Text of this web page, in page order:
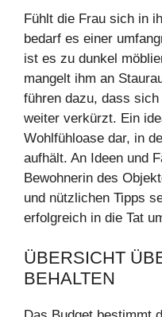
Fühlt die Frau sich in
bedarf es einer
ist es zu dunkel
mangelt ihm an
führen dazu, dass
weiter verkürzt. Ein
Wohlfühloase dar, in
aufhält. An Ideen und
Bewohnerin des
und nützlichen Tipps
erfolgreich in die Tat
ÜBERSICHT
BEHALTEN